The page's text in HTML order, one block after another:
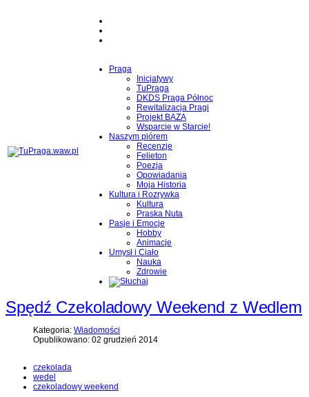
Praga
Inicjatywy
TuPraga
DKDS Praga Północ
Rewitalizacja Pragi
Projekt BAZA
Wsparcie w Starcie!
Naszym piórem
Recenzje
Felieton
Poezja
Opowiadania
Moja Historia
Kultura i Rozrywka
Kultura
Praska Nuta
Pasje i Emocje
Hobby
Animacje
Umysł i Ciało
Nauka
Zdrowie
Spędź Czekoladowy Weekend z Wedlem
Kategoria: Wiadomości
Opublikowano: 02 grudzień 2014
czekolada
wedel
czekoladowy weekend